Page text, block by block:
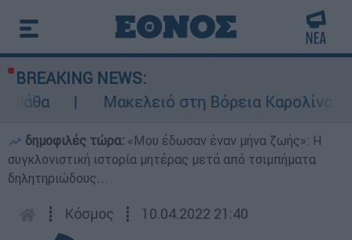
BREAKING NEWS:
Μακελειό στη Βόρεια Καρολίνα
δημοφιλές τώρα: «Μου έδωσαν έναν μήνα ζωής»: Η
συγκλονιστική ιστορία μητέρας μετά από τσιμπήματα
δηλητηριώδους...
┋ Κόσμος ┋ 10.04.2022 21:40